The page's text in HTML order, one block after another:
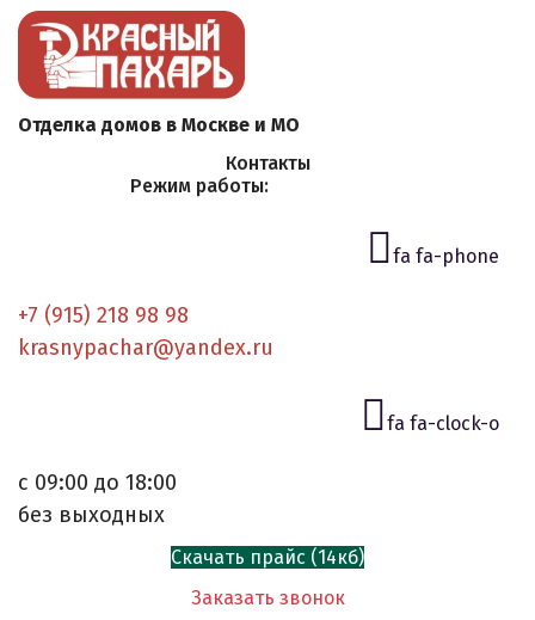
Отделка домов в Москве и МО
Контакты
Режим работы:
fa fa-phone
+7 (915) 218 98 98
krasnypachar@yandex.ru
fa fa-clock-o
с 09:00 до 18:00
без выходных
Скачать прайс (14кб)
Заказать звонок